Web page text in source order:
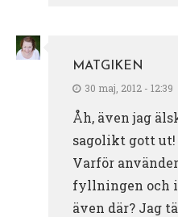
MATGIKEN
30 maj, 2012 - 12:39
Åh, även jag
sagolikt gott ut!
Varför
fyllningen och
även där? Jag